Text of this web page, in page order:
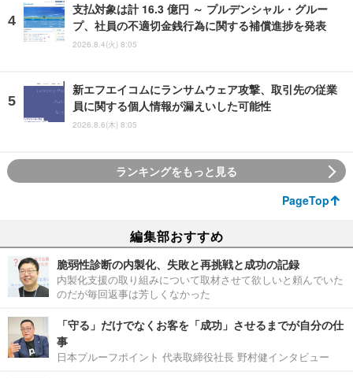
支払対象は計 16.3 億円 ～ プルデンシャル・グルー
プ、社員の不適切金銭行為に関する補償進捗を発表
2026.8.4(火) 8:05
新エフエイコムにランサムウェア攻撃、取引先の従業
員に関する個人情報が漏えいした可能性
2026.8.6(木) 8:05
ランキングをもっと見る
PageTop
編集部おすすめ
脆弱性診断の内製化、失敗と再挑戦と成功の記録
内製化支援の取り組みについて取材させて欲しいと頼んでいた
のだが毎回返事は芳しくなかった
「守る」だけでなくお客を「成功」させるまでが自分の仕
事
日本プルーフポイント 代表取締役社長 野村健インタビュー